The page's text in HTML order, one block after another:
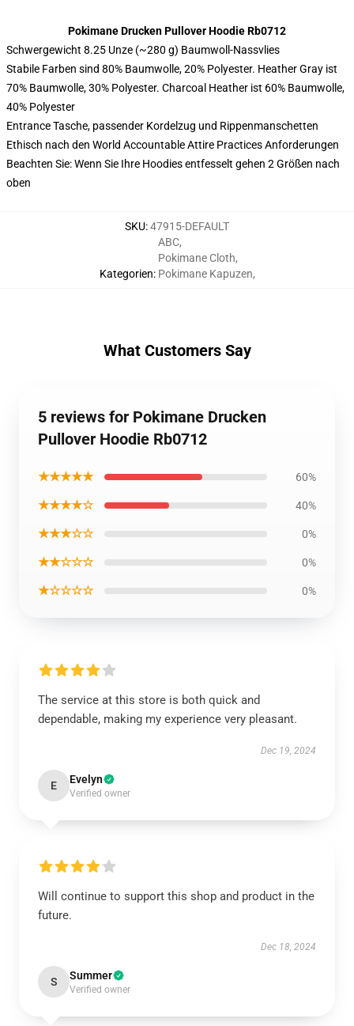
Pokimane Drucken Pullover Hoodie Rb0712
Schwergewicht 8.25 Unze (~280 g) Baumwoll-Nassvlies
Stabile Farben sind 80% Baumwolle, 20% Polyester. Heather Gray ist
70% Baumwolle, 30% Polyester. Charcoal Heather ist 60% Baumwolle,
40% Polyester
Entrance Tasche, passender Kordelzug und Rippenmanschetten
Ethisch nach den World Accountable Attire Practices Anforderungen
Beachten Sie: Wenn Sie Ihre Hoodies entfesselt gehen 2 Größen nach
oben
SKU:47915-DEFAULT
Kategorien:
ABC,
Pokimane Cloth,
Pokimane Kapuzen,
What Customers Say
5 reviews for Pokimane Drucken
Pullover Hoodie Rb0712
★★★★★ 60%
★★★★☆ 40%
★★★☆☆ 0%
★★☆☆☆ 0%
★☆☆☆☆ 0%
The service at this store is both quick and
dependable, making my experience very pleasant.
Dec 19, 2024
E Evelyn
Verified owner
Will continue to support this shop and product in the
future.
Dec 18, 2024
S Summer
Verified owner